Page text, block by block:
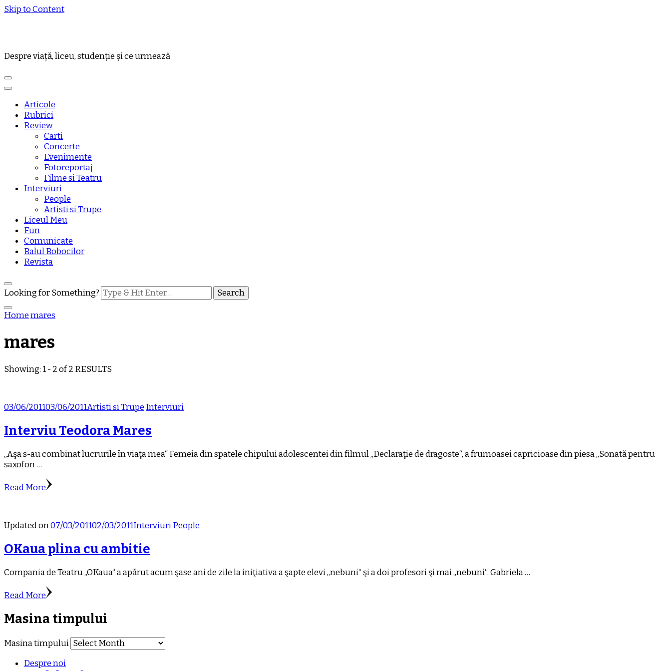
Skip to Content
Despre viață, liceu, studenție și ce urmează
Articole
Rubrici
Review
Carti
Concerte
Evenimente
Fotoreportaj
Filme si Teatru
Interviuri
People
Artisti si Trupe
Liceul Meu
Fun
Comunicate
Balul Bobocilor
Revista
Looking for Something?
Homemares
mares
Showing: 1 - 2 of 2 RESULTS
03/06/201103/06/2011Artisti si Trupe Interviuri
Interviu Teodora Mares
„Aşa s-au combinat lucrurile în viaţa mea“ Femeia din spatele chipului adolescentei din filmul „Declaraţie de dragoste“, a frumoasei capricioase din piesa „Sonată pentru
saxofon …
Read More
Updated on07/03/201102/03/2011InterviuriPeople
OKaua plina cu ambitie
Compania de Teatru „OKaua“ a apărut acum şase ani de zile la iniţiativa a şapte elevi „nebuni“ şi a doi profesori şi mai „nebuni“. Gabriela …
Read More
Masina timpului
Masina timpului
Despre noi